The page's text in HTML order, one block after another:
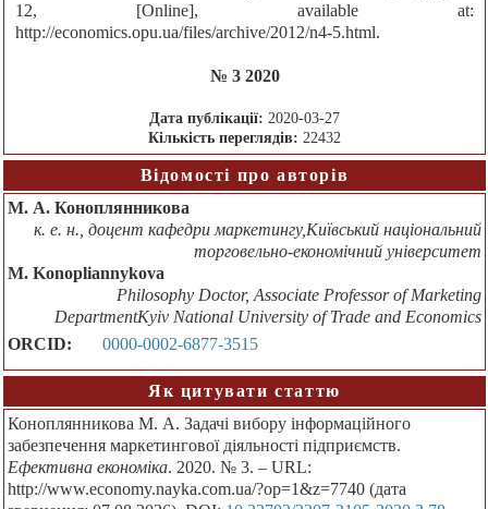
12, [Online], available at:
http://economics.opu.ua/files/archive/2012/n4-5.html.
№ 3 2020
Дата публікації: 2020-03-27
Кількість переглядів: 22432
Відомості про авторів
М. А. Коноплянникова
к. е. н., доцент кафедри маркетингу,Київський національний
торговельно-економічний університет
M. Konopliannykova
Philosophy Doctor, Associate Professor of Marketing
DepartmentKyiv National University of Trade and Economics
ORCID:
0000-0002-6877-3515
Як цитувати статтю
Коноплянникова М. А. Задачі вибору інформаційного
забезпечення маркетингової діяльності підприємств.
Ефективна економіка. 2020. № 3. – URL:
http://www.economy.nayka.com.ua/?op=1&z=7740 (дата